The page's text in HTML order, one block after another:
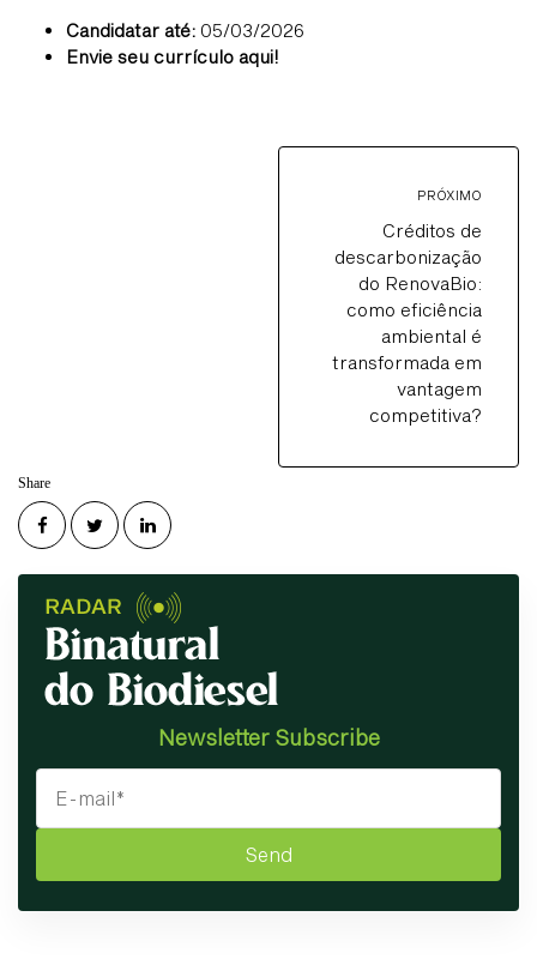
Candidatar até: 05/03/2026
Envie seu currículo aqui!
PRÓXIMO
Créditos de
descarbonização
do RenovaBio:
como eficiência
ambiental é
transformada em
vantagem
competitiva?
Share
Newsletter Subscribe
Send